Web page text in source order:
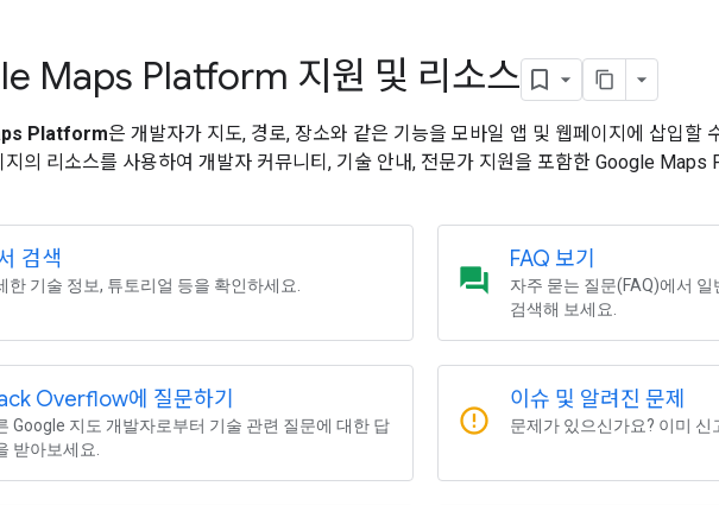
Maps Platform 지원 및 리소스
Platform은 개발자가 지도, 경로, 장소와 같은 기능을 모바일 앱 및 웹페이지에 삽입할
지의 리소스를 사용하여 개발자 커뮤니티, 기술 안내, 전문가 지원을 포함한 Google
검색
한 기술 정보, 튜토리얼 등을 확인하세요. question_answer
FAQ 보기
자주 묻는 질문(FAQ)에서
검색해 보세요.
Overflow에 질문하기
Google 지도 개발자로부터 기술 관련 질문에 대한 답
받아보세요.
error_outline
이슈 및 알려진 문제
문제가 있으신가요? 이미 신